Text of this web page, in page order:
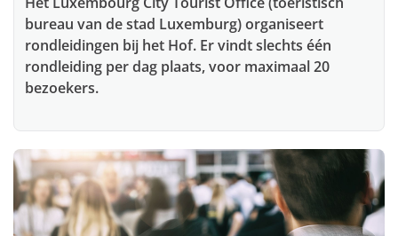
bureau van de stad Luxemburg) organiseert
rondleidingen bij het Hof. Er vindt slechts één
rondleiding per dag plaats, voor maximaal 20
bezoekers.